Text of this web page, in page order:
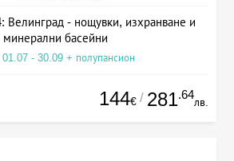
Велинград - нощувки, изхранване и
минерални басейни
01.07 - 30.09 + полупансион
144€ / 281.64
лв.